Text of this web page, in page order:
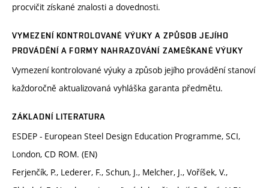
procvičit získané znalosti a dovednosti.
VYMEZENÍ KONTROLOVANÉ VÝUKY A ZPŮSOB JEJÍHO
PROVÁDĚNÍ A FORMY NAHRAZOVÁNÍ ZAMEŠKANÉ VÝUKY
Vymezení kontrolované výuky a způsob jejího provádění stanoví
každoročně aktualizovaná vyhláška garanta předmětu.
ZÁKLADNÍ LITERATURA
ESDEP - European Steel Design Education Programme, SCI,
London, CD ROM. (EN)
Ferjenčík, P., Lederer, F., Schun, J., Melcher, J., Voříšek, V.,